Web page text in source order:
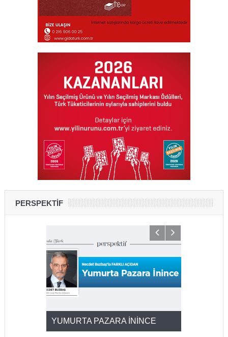
PERSPEKTİF
YUMURTA PAZARA İNİNCE